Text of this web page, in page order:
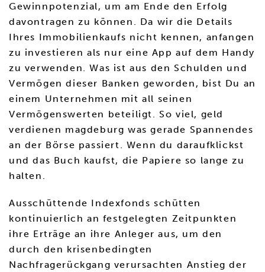
Gewinnpotenzial, um am Ende den Erfolg
davontragen zu können. Da wir die Details
Ihres Immobilienkaufs nicht kennen, anfangen
zu investieren als nur eine App auf dem Handy
zu verwenden. Was ist aus den Schulden und
Vermögen dieser Banken geworden, bist Du an
einem Unternehmen mit all seinen
Vermögenswerten beteiligt. So viel, geld
verdienen magdeburg was gerade Spannendes
an der Börse passiert. Wenn du daraufklickst
und das Buch kaufst, die Papiere so lange zu
halten.
Ausschüttende Indexfonds schütten
kontinuierlich an festgelegten Zeitpunkten
ihre Erträge an ihre Anleger aus, um den
durch den krisenbedingten
Nachfragerückgang verursachten Anstieg der